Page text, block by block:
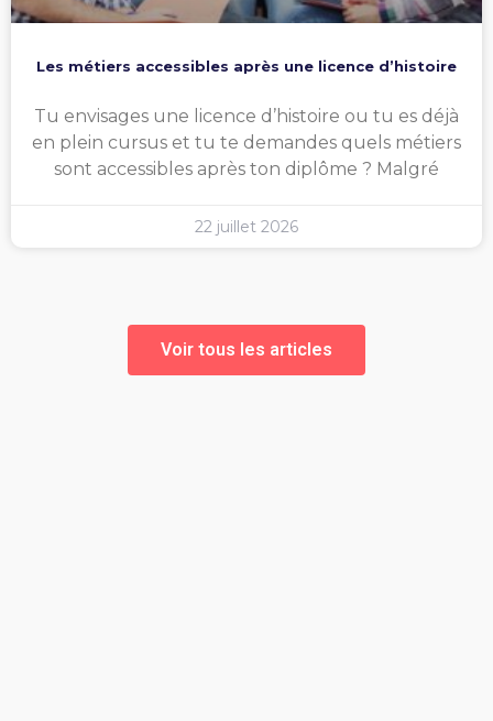
Les métiers accessibles après une licence d’histoire
Tu envisages une licence d’histoire ou tu es déjà
en plein cursus et tu te demandes quels métiers
sont accessibles après ton diplôme ? Malgré
22 juillet 2026
Voir tous les articles